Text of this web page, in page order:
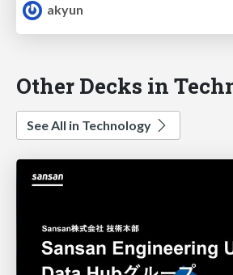
akyun
Other Decks in
See All in Technology